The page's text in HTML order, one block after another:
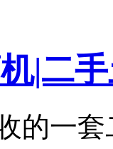
|二
的一